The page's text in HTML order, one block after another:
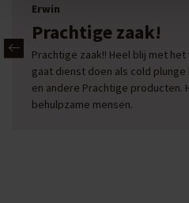
Erwin
Prachtige zaak!
Prachtige zaak!! Heel blij met
gaat dienst doen als cold
en andere Prachtige producten.
behulpzame mensen.